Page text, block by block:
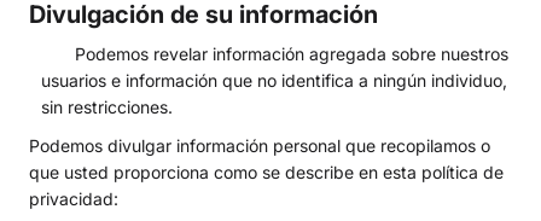
Divulgación de su información
Podemos revelar información agregada sobre nuestros
usuarios e información que no identifica a ningún individuo,
sin restricciones.
Podemos divulgar información personal que recopilamos o
que usted proporciona como se describe en esta política de
privacidad: